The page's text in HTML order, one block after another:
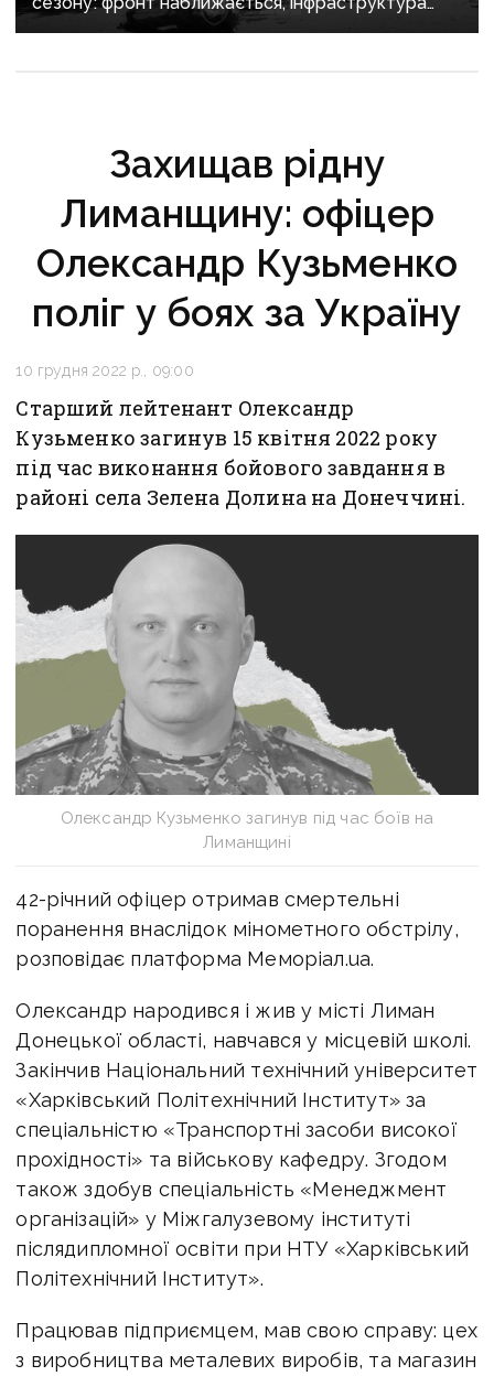
критично зруйнована
Захищав рідну
Лиманщину: офіцер
Олександр Кузьменко
поліг у боях за Україну
10 грудня 2022 р., 09:00
Старший лейтенант Олександр
Кузьменко загинув 15 квітня 2022 року
під час виконання бойового завдання в
районі села Зелена Долина на Донеччині.
Олександр Кузьменко загинув під час боїв на
Лиманщині
42-річний офіцер отримав смертельні
поранення внаслідок мінометного обстрілу,
розповідає платформа Меморіал.ua.
Олександр народився і жив у місті Лиман
Донецької області, навчався у місцевій школі.
Закінчив Національний технічний університет
«Харківський Політехнічний Інститут» за
спеціальністю «Транспортні засоби високої
прохідності» та військову кафедру. Згодом
також здобув спеціальність «Менеджмент
організацій» у Міжгалузевому інституті
післядипломної освіти при НТУ «Харківський
Політехнічний Інститут».
Працював підприємцем, мав свою справу: цех
з виробництва металевих виробів, та магазин